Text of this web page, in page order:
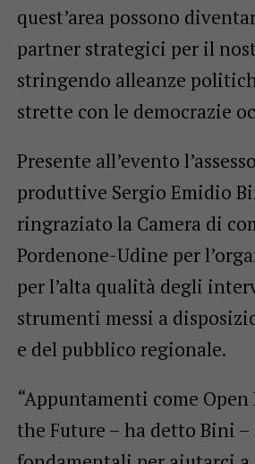
quest’area possono
partner strategici per il
stringendo alleanze
strette con le democrazie
Presente all’evento
produttive Sergio Emidio
ringraziato la Camera di
Pordenone-Udine per
per l’alta qualità degli
strumenti messi a
e del pubblico regionale.
“Appuntamenti come
the Future – ha detto Bini –